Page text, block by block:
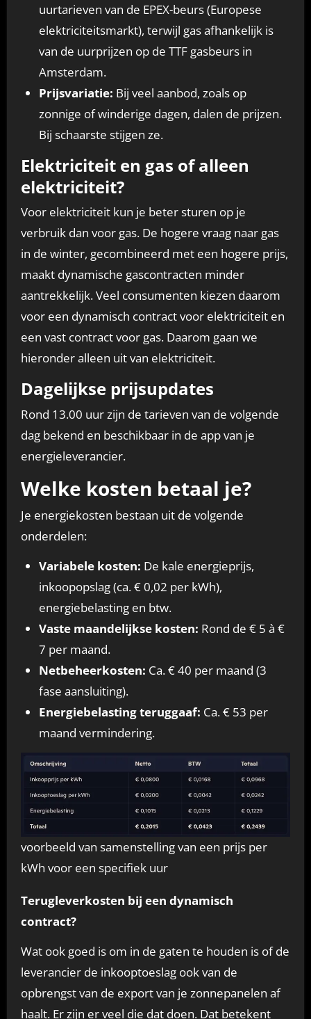
uurtarieven van de EPEX-beurs (Europese
elektriciteitsmarkt), terwijl gas afhankelijk is
van de uurprijzen op de TTF gasbeurs in
Amsterdam.
Prijsvariatie: Bij veel aanbod, zoals op
zonnige of winderige dagen, dalen de prijzen.
Bij schaarste stijgen ze.
Elektriciteit en gas of alleen
elektriciteit?
Voor elektriciteit kun je beter sturen op je
verbruik dan voor gas. De hogere vraag naar gas
in de winter, gecombineerd met een hogere prijs,
maakt dynamische gascontracten minder
aantrekkelijk. Veel consumenten kiezen daarom
voor een dynamisch contract voor elektriciteit en
een vast contract voor gas. Daarom gaan we
hieronder alleen uit van elektriciteit.
Dagelijkse prijsupdates
Rond 13.00 uur zijn de tarieven van de volgende
dag bekend en beschikbaar in de app van je
energieleverancier.
Welke kosten betaal je?
Je energiekosten bestaan uit de volgende
onderdelen:
Variabele kosten: De kale energieprijs,
inkoopopslag (ca. € 0,02 per kWh),
energiebelasting en btw.
Vaste maandelijkse kosten: Rond de € 5 à €
7 per maand.
Netbeheerkosten: Ca. € 40 per maand (3
fase aansluiting).
Energiebelasting teruggaaf: Ca. € 53 per
maand vermindering.
voorbeeld van samenstelling van een prijs per
kWh voor een specifiek uur
Terugleverkosten bij een dynamisch
contract?
Wat ook goed is om in de gaten te houden is of de
leverancier de inkooptoeslag ook van de
opbrengst van de export van je zonnepanelen af
haalt. Er zijn er veel die dat doen. Dat betekent